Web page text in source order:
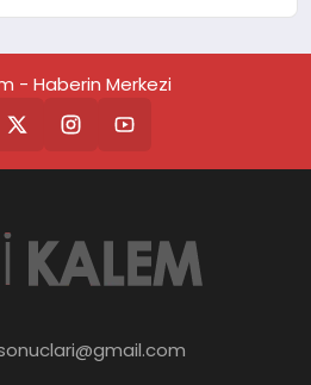
- Haberin Merkezi